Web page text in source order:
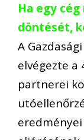
Ha egy
döntését,
A
elvégezte a
partnerei